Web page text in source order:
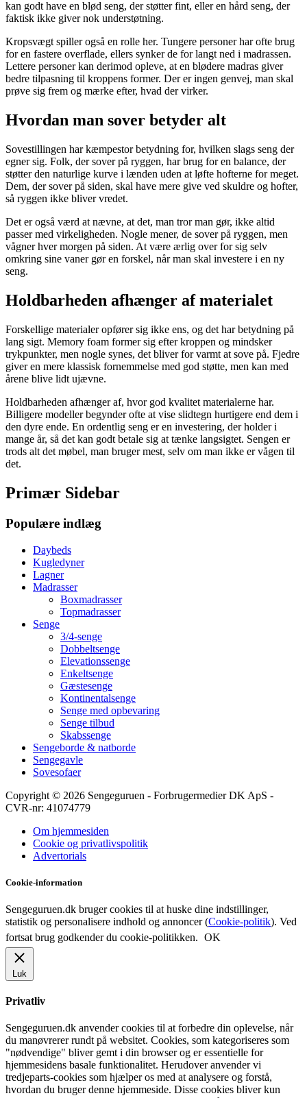
kan godt have en blød seng, der støtter fint, eller en hård seng, der
faktisk ikke giver nok understøtning.
Kropsvægt spiller også en rolle her. Tungere personer har ofte brug
for en fastere overflade, ellers synker de for langt ned i madrassen.
Lettere personer kan derimod opleve, at en blødere madras giver
bedre tilpasning til kroppens former. Der er ingen genvej, man skal
prøve sig frem og mærke efter, hvad der virker.
Hvordan man sover betyder alt
Sovestillingen har kæmpestor betydning for, hvilken slags seng der
egner sig. Folk, der sover på ryggen, har brug for en balance, der
støtter den naturlige kurve i lænden uden at løfte hofterne for meget.
Dem, der sover på siden, skal have mere give ved skuldre og hofter,
så ryggen ikke bliver vredet.
Det er også værd at nævne, at det, man tror man gør, ikke altid
passer med virkeligheden. Nogle mener, de sover på ryggen, men
vågner hver morgen på siden. At være ærlig over for sig selv
omkring sine vaner gør en forskel, når man skal investere i en ny
seng.
Holdbarheden afhænger af materialet
Forskellige materialer opfører sig ikke ens, og det har betydning på
lang sigt. Memory foam former sig efter kroppen og mindsker
trykpunkter, men nogle synes, det bliver for varmt at sove på. Fjedre
giver en mere klassisk fornemmelse med god støtte, men kan med
årene blive lidt ujævne.
Holdbarheden afhænger af, hvor god kvalitet materialerne har.
Billigere modeller begynder ofte at vise slidtegn hurtigere end dem i
den dyre ende. En ordentlig seng er en investering, der holder i
mange år, så det kan godt betale sig at tænke langsigtet. Sengen er
trods alt det møbel, man bruger mest, selv om man ikke er vågen til
det.
Primær Sidebar
Populære indlæg
Daybeds
Kugledyner
Lagner
Madrasser
Boxmadrasser
Topmadrasser
Senge
3/4-senge
Dobbeltsenge
Elevationssenge
Enkeltsenge
Gæstesenge
Kontinentalsenge
Senge med opbevaring
Senge tilbud
Skabssenge
Sengeborde & natborde
Sengegavle
Sovesofaer
Copyright © 2026 Sengeguruen - Forbrugermedier DK ApS -
CVR-nr: 41074779
Om hjemmesiden
Cookie og privatlivspolitik
Advertorials
Cookie-information
Sengeguruen.dk bruger cookies til at huske dine indstillinger,
statistik og personalisere indhold og annoncer (Cookie-politik). Ved
fortsat brug godkender du cookie-politikken. OK
Luk
Privatliv
Sengeguruen.dk anvender cookies til at forbedre din oplevelse, når
du manøvrerer rundt på websitet. Cookies, som kategoriseres som
"nødvendige" bliver gemt i din browser og er essentielle for
hjemmesidens basale funktionalitet. Herudover anvender vi
tredjeparts-cookies som hjælper os med at analysere og forstå,
hvordan du bruger denne hjemmeside. Disse cookies bliver kun